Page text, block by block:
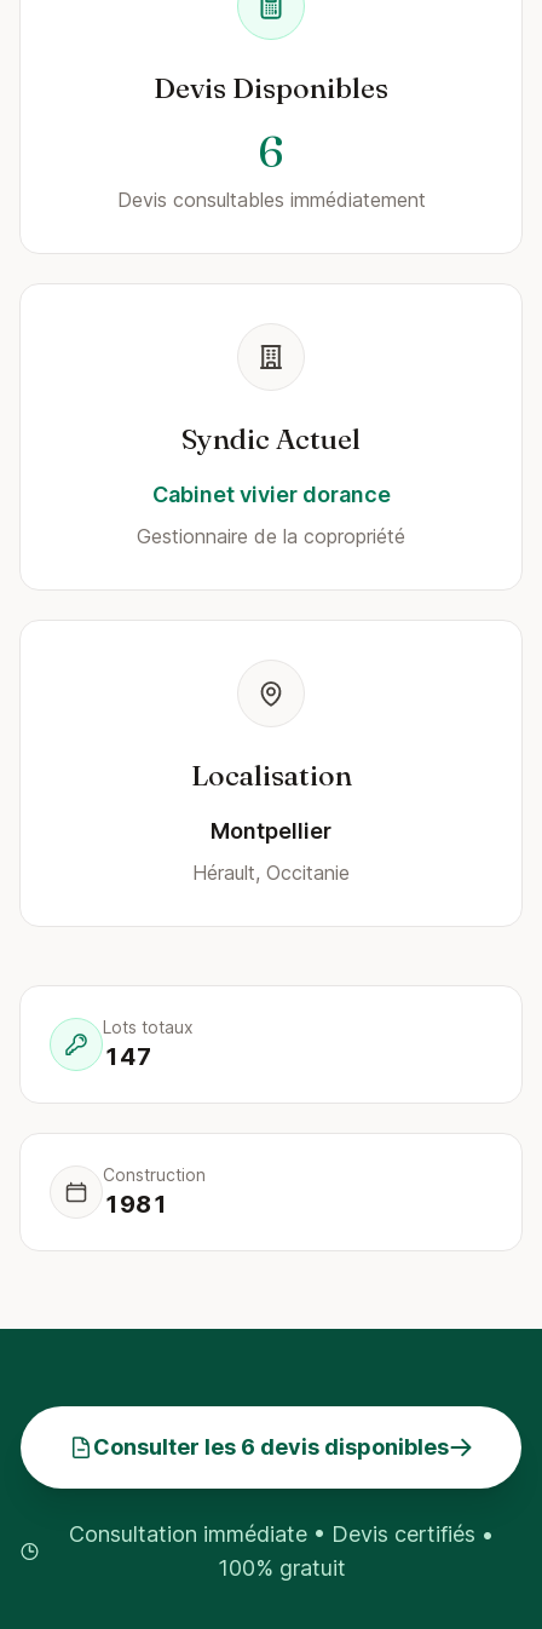
Devis Disponibles
6
Devis consultables immédiatement
Syndic Actuel
Cabinet vivier dorance
Gestionnaire de la copropriété
Localisation
Montpellier
Hérault, Occitanie
Lots totaux
147
Construction
1981
Consulter les 6 devis disponibles
Consultation immédiate • Devis certifiés •
100% gratuit